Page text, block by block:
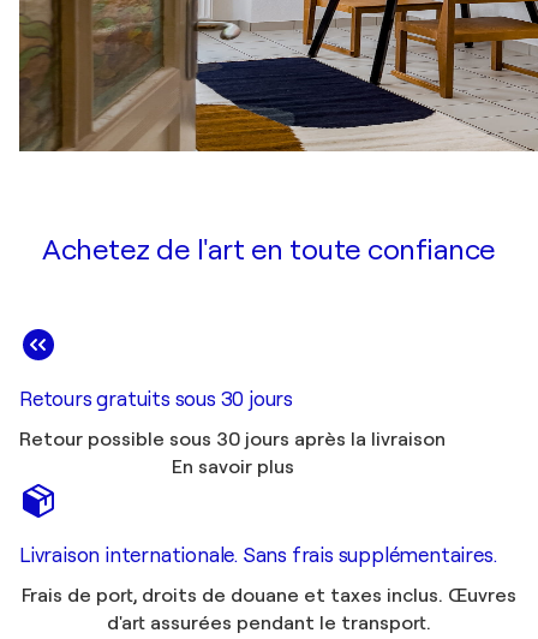
Achetez de l'art en toute confiance
Retours gratuits sous 30 jours
Retour possible sous 30 jours après la livraison
En savoir plus
Livraison internationale. Sans frais supplémentaires.
Frais de port, droits de douane et taxes inclus. Œuvres
d'art assurées pendant le transport.